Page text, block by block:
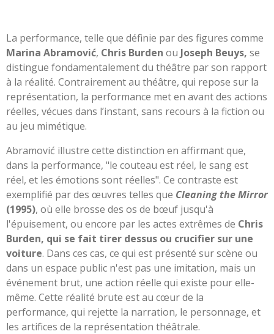
La performance, telle que définie par des figures comme
Marina Abramović, Chris Burden ou Joseph Beuys, se
distingue fondamentalement du théâtre par son rapport
à la réalité. Contrairement au théâtre, qui repose sur la
représentation, la performance met en avant des actions
réelles, vécues dans l’instant, sans recours à la fiction ou
au jeu mimétique.
Abramović illustre cette distinction en affirmant que,
dans la performance, "le couteau est réel, le sang est
réel, et les émotions sont réelles". Ce contraste est
exemplifié par des œuvres telles que Cleaning the Mirror
(1995), où elle brosse des os de bœuf jusqu'à
l'épuisement, ou encore par les actes extrêmes de Chris
Burden, qui se fait tirer dessus ou crucifier sur une
voiture. Dans ces cas, ce qui est présenté sur scène ou
dans un espace public n'est pas une imitation, mais un
événement brut, une action réelle qui existe pour elle-
même. Cette réalité brute est au cœur de la
performance, qui rejette la narration, le personnage, et
les artifices de la représentation théâtrale.